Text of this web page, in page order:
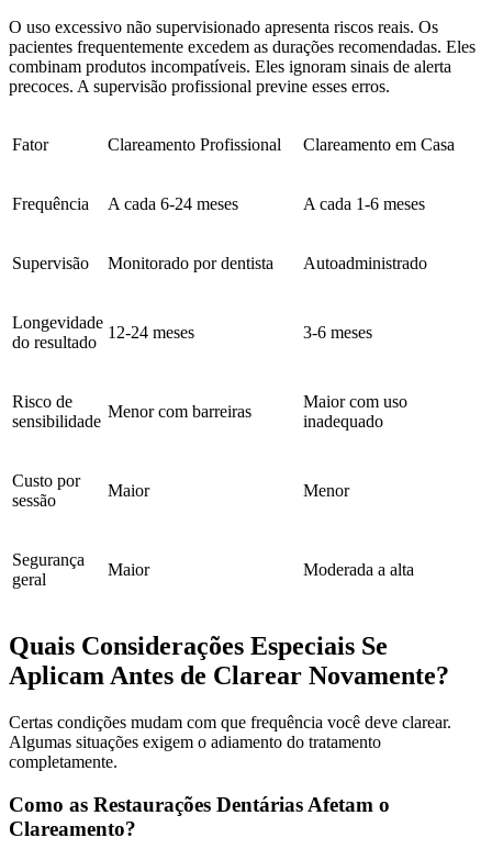
O uso excessivo não supervisionado apresenta riscos reais. Os
pacientes frequentemente excedem as durações recomendadas. Eles
combinam produtos incompatíveis. Eles ignoram sinais de alerta
precoces. A supervisão profissional previne esses erros.
Fator Clareamento Profissional Clareamento em Casa
Frequência A cada 6-24 meses A cada 1-6 meses
Supervisão Monitorado por dentista Autoadministrado
Longevidade
do resultado
12-24 meses 3-6 meses
Risco de
sensibilidade
Menor com barreiras
Maior com uso
inadequado
Custo por
sessão
Maior Menor
Segurança
geral
Maior Moderada a alta
Quais Considerações Especiais Se
Aplicam Antes de Clarear Novamente?
Certas condições mudam com que frequência você deve clarear.
Algumas situações exigem o adiamento do tratamento
completamente.
Como as Restaurações Dentárias Afetam o
Clareamento?